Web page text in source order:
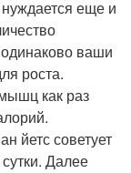
еще и
ваши
роста.
как раз
йетс советует
Далее